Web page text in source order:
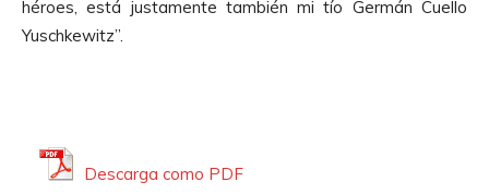
héroes, está justamente también mi tío Germán Cuello
Yuschkewitz”.
Descarga como PDF